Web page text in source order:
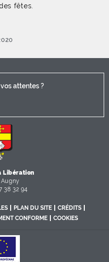
fêtes.
attentes ?
Libération
38 32 94
PLAN DU SITE
CRÉDITS
CONFORME
COOKIES